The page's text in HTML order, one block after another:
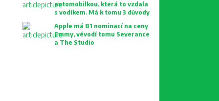
automobilkou, která to vzdala
s vodíkem. Má k tomu 3 důvody
Apple má 81 nominací na ceny
Emmy, vévodí tomu Severance
a The Studio